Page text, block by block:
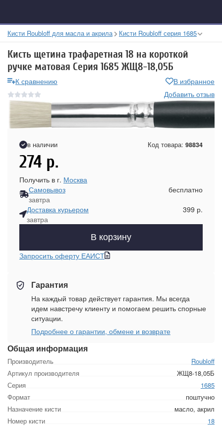
Кисти Roubloff для масла и акрила Кисти Roubloff серия 1685
Кисть щетина трафаретная 18 на короткой
ручке матовая Серия 1685 ЖЩ8-18,05Б
К сравнению
В избранное
Добавить отзыв
Общая информация
Производитель
Roubloff
Артикул производителя
ЖЩ8-18,05Б
Серия
1685
Формат
поштучно
Назначение кисти
масло, акрил
Номер кисти
18
в наличии Код товара: 98834
274 р.
Получить в г. Москва
Самовывоз
завтра
бесплатно
Доставка курьером
завтра
399 р.
В корзину
Запросить оферту ЕАИСТ
Гарантия
На каждый товар действует гарантия. Мы всегда
идем навстречу клиенту и помогаем решить спорные
ситуации.
Подробнее о гарантии, обмене и возврате